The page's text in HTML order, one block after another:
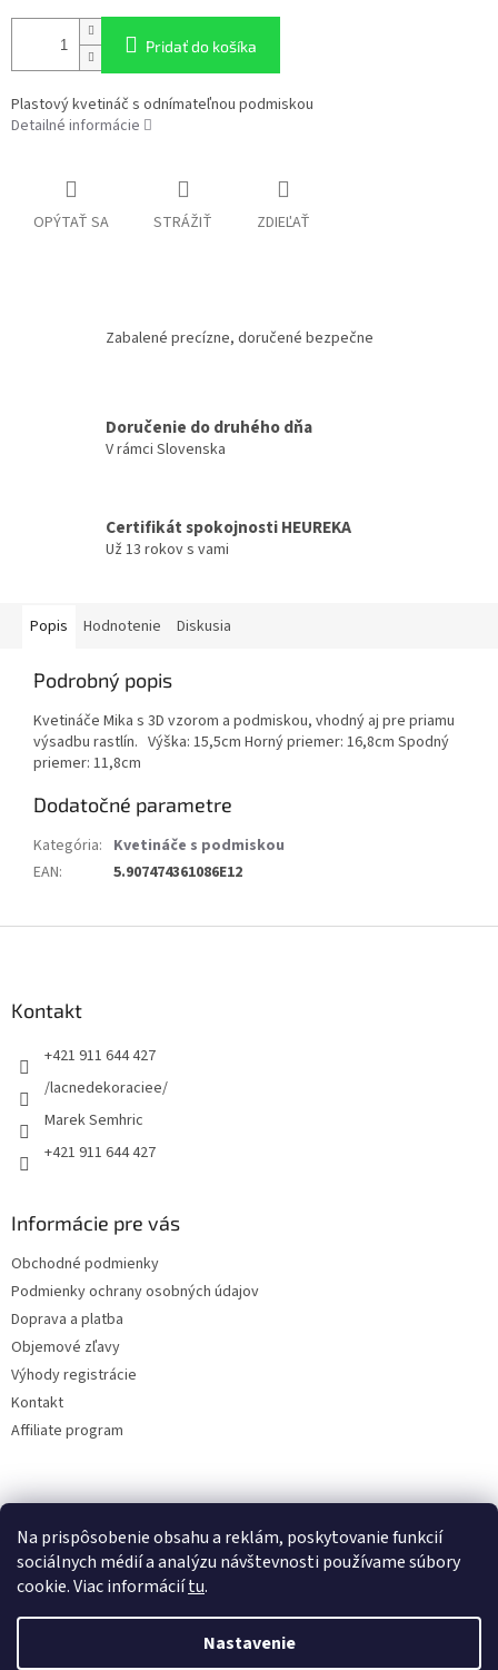
Na prispôsobenie obsahu a reklám, poskytovanie funkcií
sociálnych médií a analýzu návštevnosti používame súbory
cookie. Viac informáciítu.
Nastavenie
Pridať do košíka
Plastový kvetináč s odnímateľnou podmiskou
Detailné informácie
OPÝTAŤ SA STRÁŽIŤ ZDIEĽAŤ
Zabalené precízne, doručené bezpečne
Doručenie do druhého dňa
V rámci Slovenska
Certifikát spokojnosti HEUREKA
Už 13 rokov s vami
Popis Hodnotenie Diskusia
Podrobný popis
Kvetináče Mika s 3D vzorom a podmiskou, vhodný aj pre priamu
výsadbu rastlín. Výška: 15,5cm Horný priemer: 16,8cm Spodný
priemer: 11,8cm
Dodatočné parametre
Kategória: Kvetináče s podmiskou
EAN: 5.907474361086E12
Kontakt
+421 911 644 427
/lacnedekoraciee/
Marek Semhric
+421 911 644 427
Informácie pre vás
Obchodné podmienky
Podmienky ochrany osobných údajov
Doprava a platba
Objemové zľavy
Výhody registrácie
Kontakt
Affiliate program